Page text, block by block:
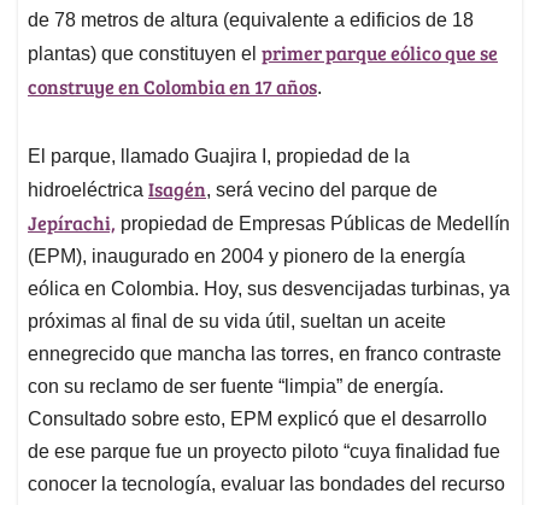
de 78 metros de altura (equivalente a edificios de 18
plantas) que constituyen el primer parque eólico que se
construye en Colombia en 17 años.
El parque, llamado Guajira I, propiedad de la
hidroeléctrica Isagén, será vecino del parque de
Jepírachi, propiedad de Empresas Públicas de Medellín
(EPM), inaugurado en 2004 y pionero de la energía
eólica en Colombia. Hoy, sus desvencijadas turbinas, ya
próximas al final de su vida útil, sueltan un aceite
ennegrecido que mancha las torres, en franco contraste
con su reclamo de ser fuente “limpia” de energía.
Consultado sobre esto, EPM explicó que el desarrollo
de ese parque fue un proyecto piloto “cuya finalidad fue
conocer la tecnología, evaluar las bondades del recurso